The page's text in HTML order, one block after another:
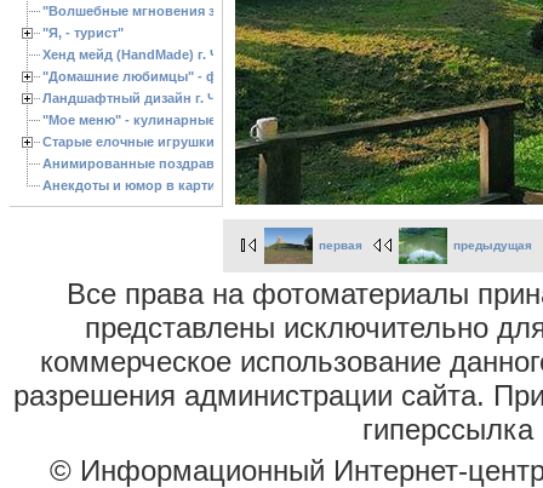
"Волшебные мгновения зимы"
"Я, - турист"
Хенд мейд (HandMade) г. Черкассы, - изделия ручной работы
"Домашние любимцы" - фото
Ландшафтный дизайн г. Черкассы
"Мое меню" - кулинарные рецепты
Старые елочные игрушки
Анимированные поздравления с Новым 2013 годом
Анекдоты и юмор в картинках
первая предыдущая
Все права на фотоматериалы
представлены исключительно
коммерческое использование
разрешения администрации сайта.
гиперссылка
© Информационный Интернет-